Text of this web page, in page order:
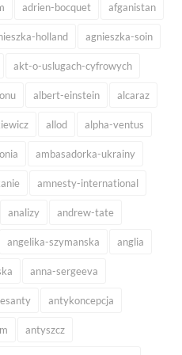
adrien-bocquet afganistan
holland agnieszka-soin
akt-o-uslugach-cyfrowych
albert-einstein alcaraz
allod alpha-ventus
ambasadorka-ukrainy
amnesty-international
analizy andrew-tate
angelika-szymanska anglia
anna-sergeeva
antykoncepcja
antyszcz